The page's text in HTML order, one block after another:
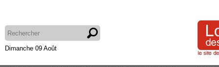
Dimanche 09 Août